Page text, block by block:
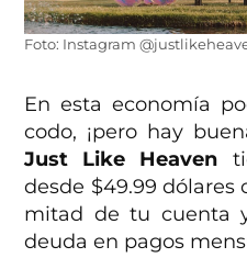
Foto: Instagram
En esta economía
codo, ¡pero hay
Just Like Heaven
desde $49.99 dólares
mitad de tu cuenta
deuda en pagos